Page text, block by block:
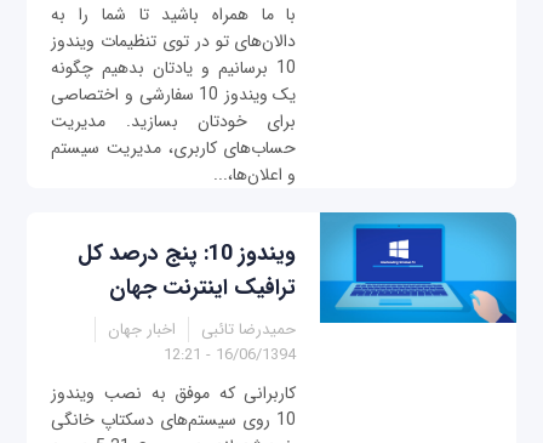
با ما همراه باشید تا شما را به
دالان‌های تو در توی تنظیمات ویندوز
10 برسانیم و یادتان بدهیم چگونه
یک ویندوز 10 سفارشی و اختصاصی
برای خودتان بسازید. مدیریت
حساب‌های کاربری، مدیریت سیستم
و اعلان‌ها،...
ویندوز 10: پنج درصد کل
ترافیک اینترنت جهان
حمیدرضا تائبی
اخبار جهان
16/06/1394 - 12:21
کاربرانی که موفق به نصب ویندوز
10 روی سیستم‌های دسکتاپ خانگی